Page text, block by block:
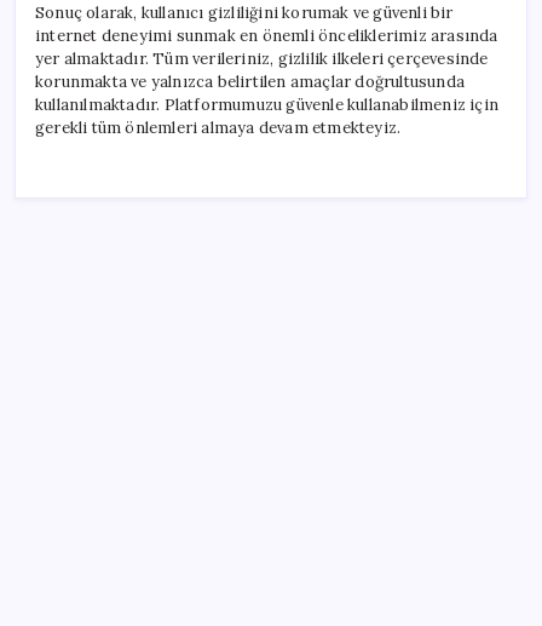
Sonuç olarak, kullanıcı gizliliğini korumak ve güvenli bir
internet deneyimi sunmak en önemli önceliklerimiz arasında
yer almaktadır. Tüm verileriniz, gizlilik ilkeleri çerçevesinde
korunmakta ve yalnızca belirtilen amaçlar doğrultusunda
kullanılmaktadır. Platformumuzu güvenle kullanabilmeniz için
gerekli tüm önlemleri almaya devam etmekteyiz.